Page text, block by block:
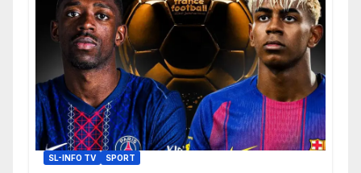
SL-INFO TV SPORT